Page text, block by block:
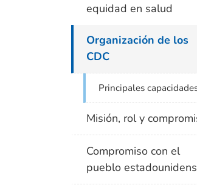
equidad en salud
Organización de los
CDC
Principales
Misión, rol y
Compromiso con el
pueblo